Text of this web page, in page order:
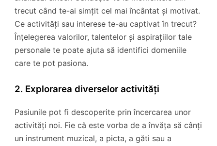
trecut când te-ai simțit cel mai încântat și motivat.
Ce activități sau interese te-au captivat în trecut?
Înțelegerea valorilor, talentelor și aspirațiilor tale
personale te poate ajuta să identifici domeniile
care te pot pasiona.
2. Explorarea diverselor activități
Pasiunile pot fi descoperite prin încercarea unor
activități noi. Fie că este vorba de a învăța să cânți
un instrument muzical, a picta, a găti sau a